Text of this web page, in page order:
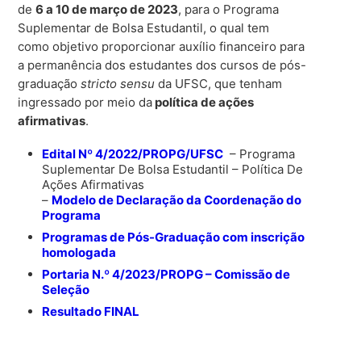
de6 a 10 de março de 2023, para o Programa
Suplementar de Bolsa Estudantil, o qual tem
como objetivo proporcionar auxílio financeiro para
a permanência dos estudantes dos cursos de pós-
graduaçãostricto sensuda UFSC, que tenham
ingressado por meio da política de ações
afirmativas.
Edital Nº 4/2022/PROPG/UFSC – Programa
Suplementar De Bolsa Estudantil – Política De
Ações Afirmativas
– Modelo de Declaração da Coordenação do
Programa
Programas de Pós-Graduação com inscrição
homologada
Portaria N.º 4/2023/PROPG – Comissão de
Seleção
Resultado FINAL